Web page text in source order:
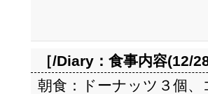
［/Diary： 食事内容(12/
朝食：ドーナッツ３個、